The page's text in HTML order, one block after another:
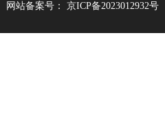
网站备案号：
京ICP备2023012932号